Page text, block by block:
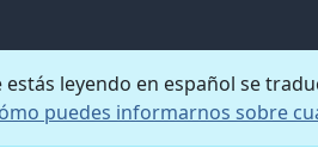
leyendo en español se
puedes informarnos sobre